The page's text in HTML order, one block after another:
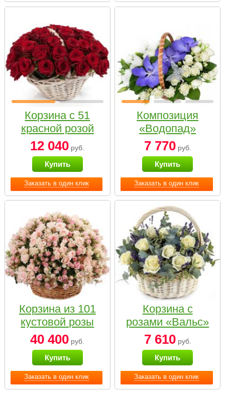
Заказать в один клик
Корзина с 51
красной розой
12 040 руб.
Купить
Заказать в один клик
Композиция
«Водопад»
7 770руб.
Купить
Заказать в один клик
Корзина из 101
кустовой розы
нежных тонов
40 400 руб.
Купить
Заказать в один клик
Корзина с
розами «Вальс»
7 610руб.
Купить